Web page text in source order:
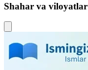
Shahar va viloyatlar